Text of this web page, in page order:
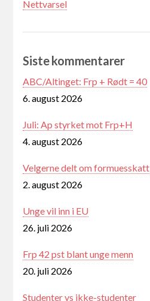
Nettvarsel
Siste kommentarer
ABC/Altinget: Frp + Rødt = 40
6. august 2026
Juli: Ap styrket mot Frp+H
4. august 2026
Velgerne delt om formuesskatt
2. august 2026
Unge vil inn i EU
26. juli 2026
Frp 42 pst blant unge menn
20. juli 2026
Studenter vs ikke-studenter